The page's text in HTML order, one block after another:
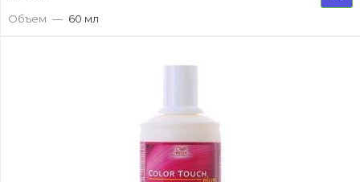
Объем — 60 мл